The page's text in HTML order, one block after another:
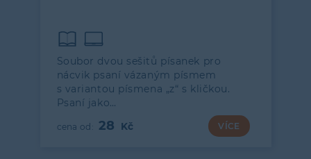
Soubor dvou sešitů písanek pro
nácvik psaní vázaným písmem
s variantou písmena „z“ s kličkou.
Psaní jako…
28 VÍCE